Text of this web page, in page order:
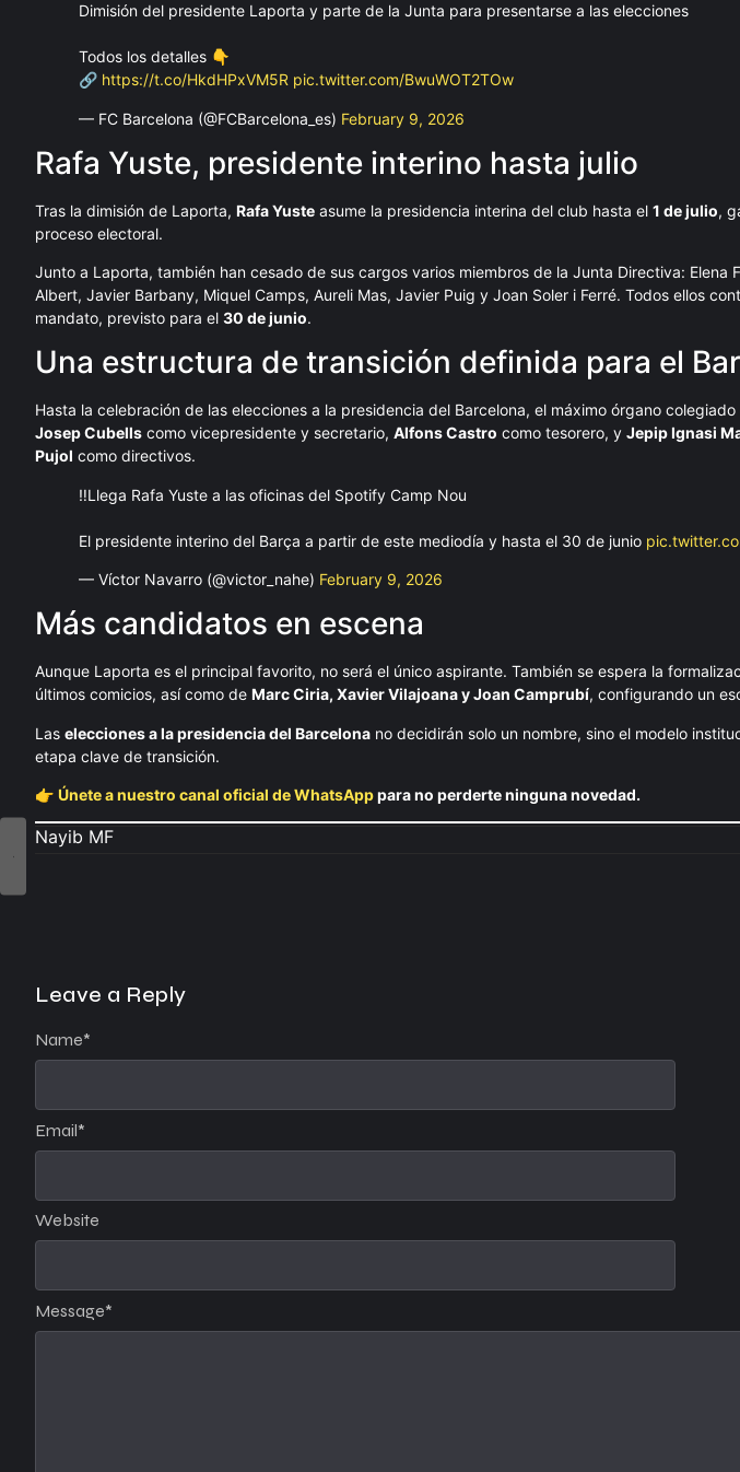
Dimisión del presidente Laporta y parte de la Junta para presentarse a las elecciones
Todos los detalles 👇
🔗 https://t.co/HkdHPxVM5R pic.twitter.com/BwuWOT2TOw
— FC Barcelona (@FCBarcelona_es) February 9, 2026
Rafa Yuste, presidente interino hasta julio
Tras la dimisión de Laporta, Rafa Yuste asume la presidencia interina del club hasta el 1 de julio,
proceso electoral.
Junto a Laporta, también han cesado de sus cargos varios miembros de la Junta Directiva: Elena
Albert, Javier Barbany, Miquel Camps, Aureli Mas, Javier Puig y Joan Soler i Ferré. Todos ellos
mandato, previsto para el 30 de junio.
Una estructura de transición definida para el
Hasta la celebración de las elecciones a la presidencia del Barcelona, el máximo órgano
Josep Cubells como vicepresidente y secretario, Alfons Castro como tesorero, y Jepip Ignasi
Pujol como directivos.
‼️Llega Rafa Yuste a las oficinas del Spotify Camp Nou
El presidente interino del Barça a partir de este mediodía y hasta el 30 de junio
— Víctor Navarro (@victor_nahe) February 9, 2026
Más candidatos en escena
Aunque Laporta es el principal favorito, no será el único aspirante. También se espera la
últimos comicios, así como de Marc Ciria, Xavier Vilajoana y Joan Camprubí, configurando un
Las elecciones a la presidencia del Barcelona no decidirán solo un nombre, sino el modelo
etapa clave de transición.
👉 Únete a nuestro canal oficial de WhatsApppara no perderte ninguna novedad.
Nayib MF
Leave a Reply
Message*
Name*
Email*
Website